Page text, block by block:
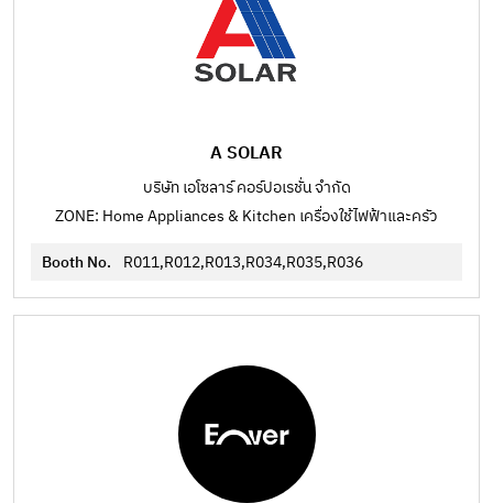
A SOLAR
บริษัท เอโซลาร์ คอร์ปอเรชั่น จำกัด
ZONE: Home Appliances & Kitchen เครื่องใช้ไฟฟ้าและครัว
Booth No. R011,R012,R013,R034,R035,R036